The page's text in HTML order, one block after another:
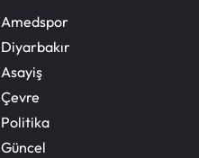
Amedspor
Diyarbakır
Asayiş
Çevre
Politika
Güncel